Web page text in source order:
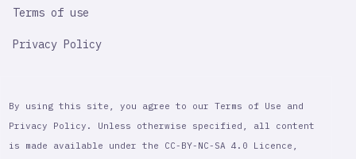
Terms of use
Privacy Policy
By using this site, you agree to our Terms of Use and
Privacy Policy. Unless otherwise specified, all content
is made available under the CC-BY-NC-SA 4.0 Licence,